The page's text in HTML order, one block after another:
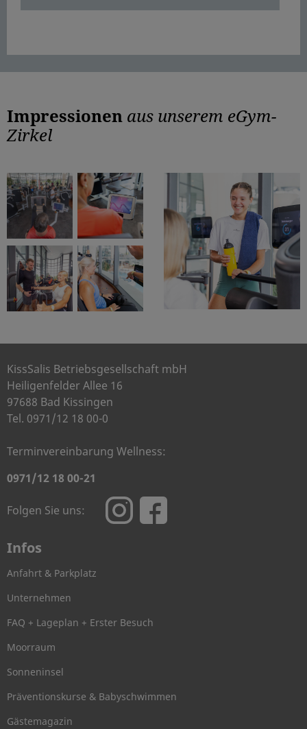
Impressionen aus unserem eGym-
Zirkel
KissSalis Betriebsgesellschaft mbH
Heiligenfelder Allee 16
97688 Bad Kissingen
Tel. 0971/12 18 00-0
Terminvereinbarung Wellness:
0971/12 18 00-21
Folgen Sie uns:
Infos
Anfahrt & Parkplatz
Unternehmen
FAQ + Lageplan + Erster Besuch
Moorraum
Sonneninsel
Präventionskurse & Babyschwimmen
Gästemagazin